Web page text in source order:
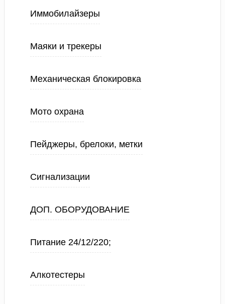
Иммобилайзеры
Маяки и трекеры
Механическая блокировка
Мото охрана
Пейджеры, брелоки, метки
Сигнализации
ДОП. ОБОРУДОВАНИЕ
Питание 24/12/220;
Алкотестеры